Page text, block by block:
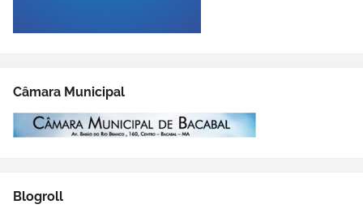
Câmara Municipal
Blogroll